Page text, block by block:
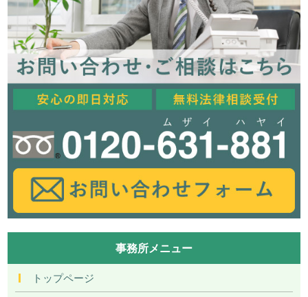
事務所メニュー
トップページ